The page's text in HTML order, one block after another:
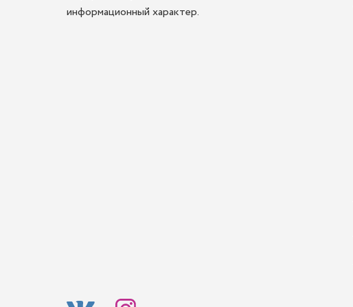
информационный характер.